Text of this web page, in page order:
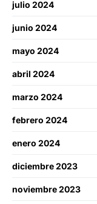
julio 2024
junio 2024
mayo 2024
abril 2024
marzo 2024
febrero 2024
enero 2024
diciembre 2023
noviembre 2023